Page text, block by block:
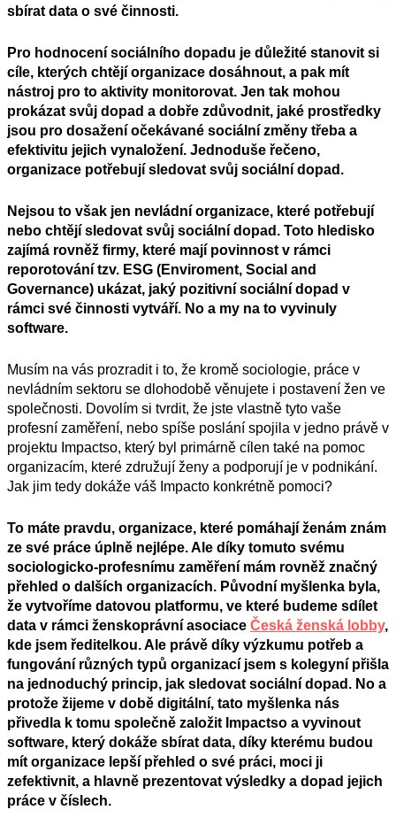
sbírat data o své činnosti.
Pro hodnocení sociálního dopadu je důležité stanovit si
cíle, kterých chtějí organizace dosáhnout, a pak mít
nástroj pro to aktivity monitorovat. Jen tak mohou
prokázat svůj dopad a dobře zdůvodnit, jaké prostředky
jsou pro dosažení očekávané sociální změny třeba a
efektivitu jejich vynaložení. Jednoduše řečeno,
organizace potřebují sledovat svůj sociální dopad.
Nejsou to však jen nevládní organizace, které potřebují
nebo chtějí sledovat svůj sociální dopad. Toto hledisko
zajímá rovněž firmy, které mají povinnost v rámci
reporotování tzv. ESG (Enviroment, Social and
Governance) ukázat, jaký pozitivní sociální dopad v
rámci své činnosti vytváří. No a my na to vyvinuly
software.
Musím na vás prozradit i to, že kromě sociologie, práce v
nevládním sektoru se dlohodobě věnujete i postavení žen ve
společnosti. Dovolím si tvrdit, že jste vlastně tyto vaše
profesní zaměření, nebo spíše poslání spojila v jedno právě v
projektu Impactso, který byl primárně cílen také na pomoc
organizacím, které združují ženy a podporují je v podnikání.
Jak jim tedy dokáže váš Impacto konkrétně pomoci?
To máte pravdu, organizace, které pomáhají ženám znám
ze své práce úplně nejlépe. Ale díky tomuto svému
sociologicko-profesnímu zaměření mám rovněž značný
přehled o dalších organizacích. Původní myšlenka byla,
že vytvoříme datovou platformu, ve které budeme sdílet
data v rámci ženskoprávní asociace Česká ženská lobby,
kde jsem ředitelkou. Ale právě díky výzkumu potřeb a
fungování různých typů organizací jsem s kolegyní přišla
na jednoduchý princip, jak sledovat sociální dopad. No a
protože žijeme v době digitální, tato myšlenka nás
přivedla k tomu společně založit Impactso a vyvinout
software, který dokáže sbírat data, díky kterému budou
mít organizace lepší přehled o své práci, moci ji
zefektivnit, a hlavně prezentovat výsledky a dopad jejich
práce v číslech.